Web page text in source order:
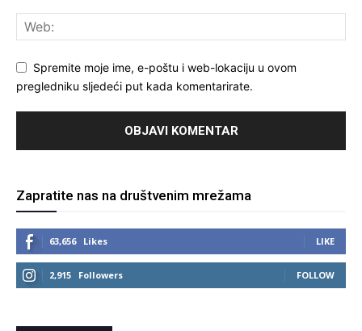
Spremite moje ime, e-poštu i web-lokaciju u ovom
pregledniku sljedeći put kada komentarirate.
Zapratite nas na društvenim mrežama
63,656 Likes LIKE
2,915 Followers FOLLOW